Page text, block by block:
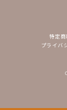
特定
プライバ